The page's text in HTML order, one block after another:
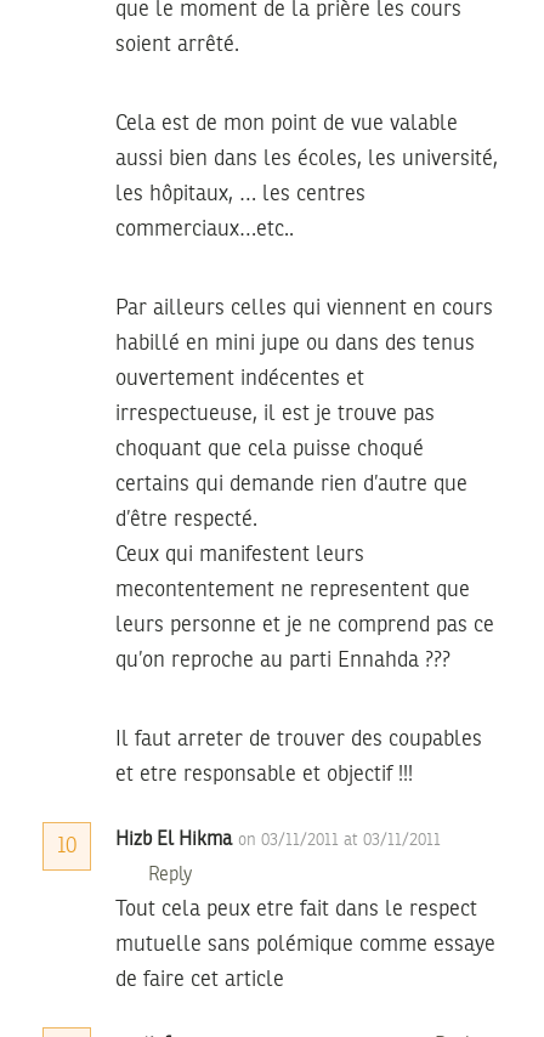
que le moment de la prière les cours
soient arrêté.
Cela est de mon point de vue valable
aussi bien dans les écoles, les université,
les hôpitaux, … les centres
commerciaux…etc..
Par ailleurs celles qui viennent en cours
habillé en mini jupe ou dans des tenus
ouvertement indécentes et
irrespectueuse, il est je trouve pas
choquant que cela puisse choqué
certains qui demande rien d’autre que
d’être respecté.
Ceux qui manifestent leurs
mecontentement ne representent que
leurs personne et je ne comprend pas ce
qu’on reproche au parti Ennahda ???
Il faut arreter de trouver des coupables
et etre responsable et objectif !!!
10 Hizb El Hikma on 03/11/2011 at 03/11/2011
Reply
Tout cela peux etre fait dans le respect
mutuelle sans polémique comme essaye
de faire cet article